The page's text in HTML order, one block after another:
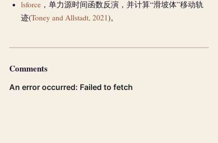
lsforce，单力源时间函数反演，并计算“滑坡体”移动轨
迹(Toney and Allstadt, 2021)。
Comments